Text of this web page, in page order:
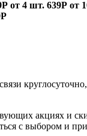
от 4 шт. 639Р от
акциях и
с выбором и